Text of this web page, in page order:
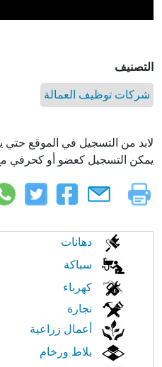
التصنيف
شركات توظيف العمالة
لابد من التسجيل في الموقع حتي
يمكن التسجيل كعضو أو كحرفي
الابحار
النت
دهانات
سباكة
كهرباء
نجارة
أعمال زراعية
بلاط ورخام